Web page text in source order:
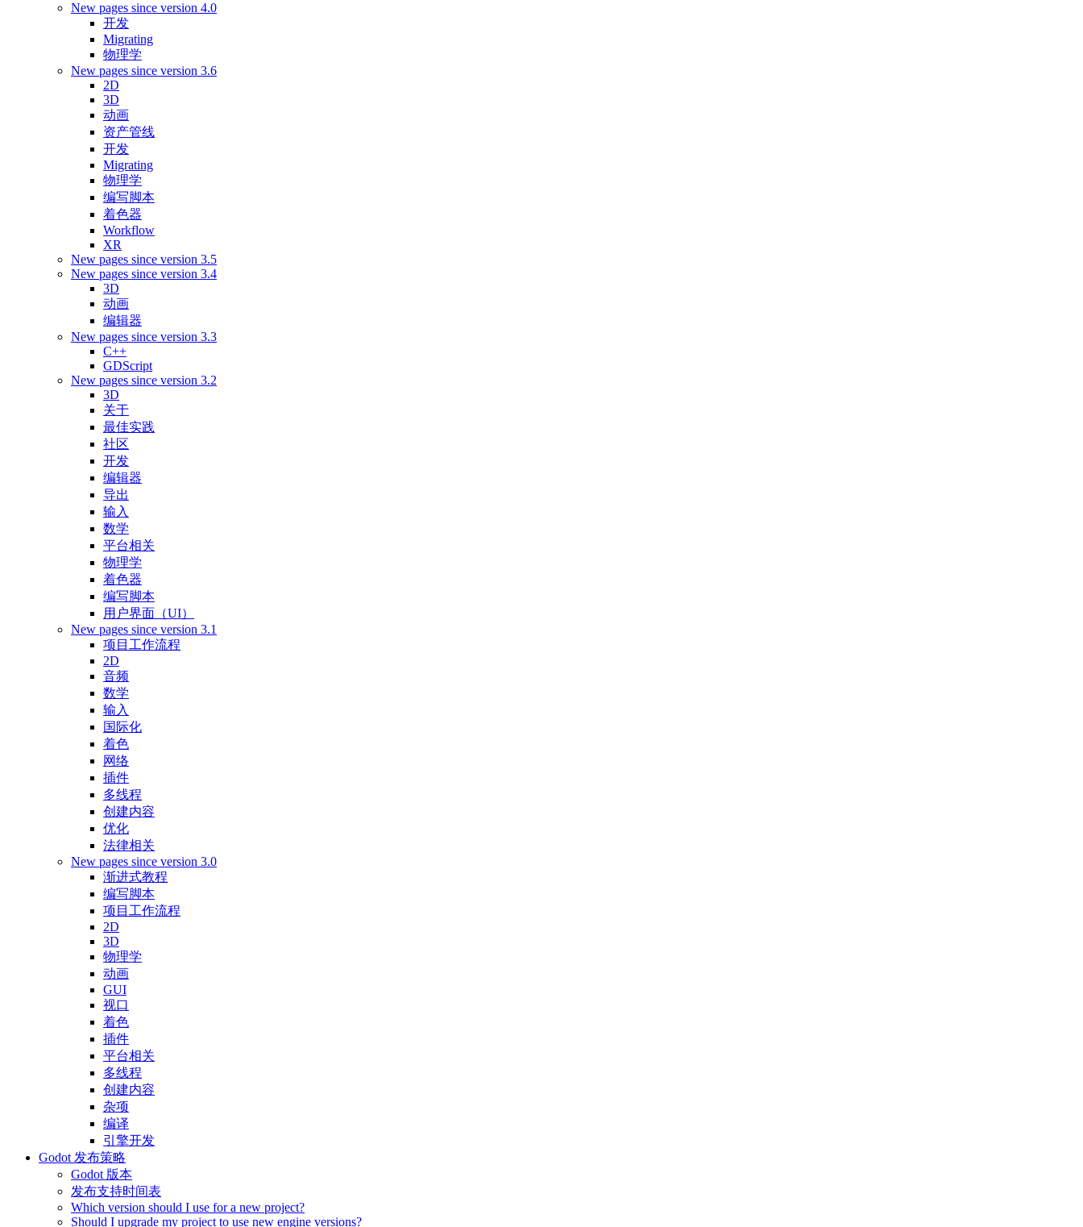
New pages since version 4.0
开发
Migrating
物理学
New pages since version 3.6
2D
3D
动画
资产管线
开发
Migrating
物理学
编写脚本
着色器
Workflow
XR
New pages since version 3.5
New pages since version 3.4
3D
动画
编辑器
New pages since version 3.3
C++
GDScript
New pages since version 3.2
3D
关于
最佳实践
社区
开发
编辑器
导出
输入
数学
平台相关
物理学
着色器
编写脚本
用户界面（UI）
New pages since version 3.1
项目工作流程
2D
音频
数学
输入
国际化
着色
网络
插件
多线程
创建内容
优化
法律相关
New pages since version 3.0
渐进式教程
编写脚本
项目工作流程
2D
3D
物理学
动画
GUI
视口
着色
插件
平台相关
多线程
创建内容
杂项
编译
引擎开发
Godot 发布策略
Godot 版本
发布支持时间表
Which version should I use for a new project?
Should I upgrade my project to use new engine versions?